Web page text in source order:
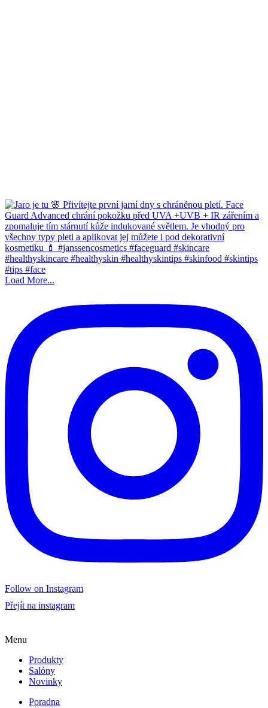
Load More...
Follow on Instagram
Přejít na instagram
Menu
Produkty
Salóny
Novinky
Poradna